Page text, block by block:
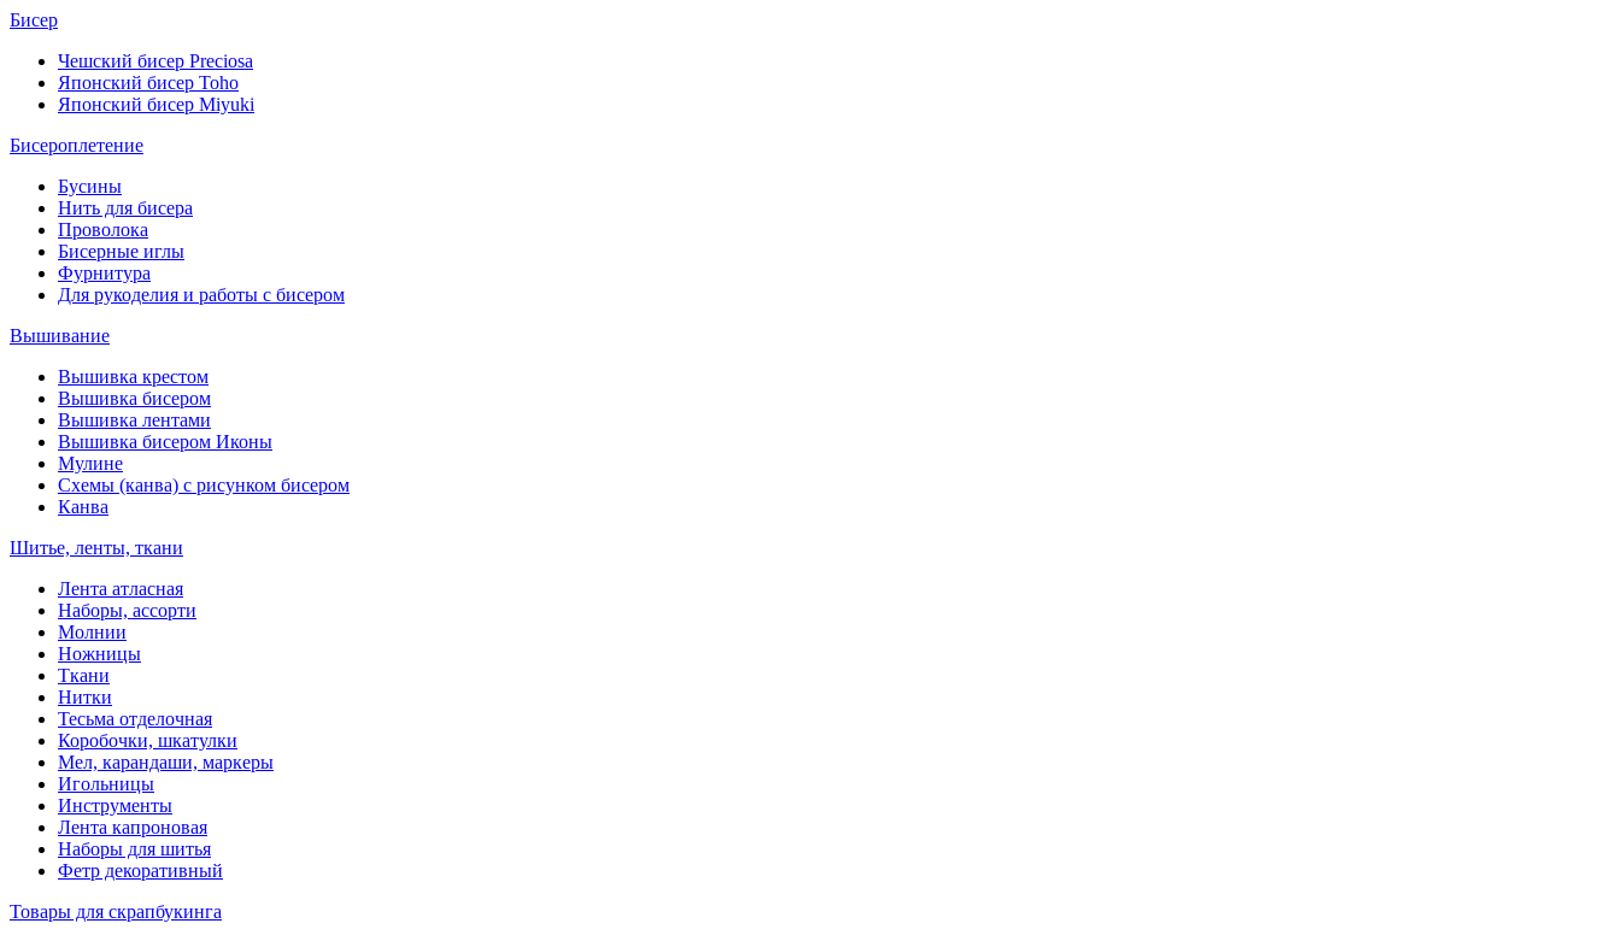
Бисер
Чешский бисер Preciosa
Японский бисер Toho
Японский бисер Miyuki
Бисероплетение
Бусины
Нить для бисера
Проволока
Бисерные иглы
Фурнитура
Для рукоделия и работы с бисером
Вышивание
Вышивка крестом
Вышивка бисером
Вышивка лентами
Вышивка бисером Иконы
Мулине
Схемы (канва) с рисунком бисером
Канва
Шитье, ленты, ткани
Лента атласная
Наборы, ассорти
Молнии
Ножницы
Ткани
Нитки
Тесьма отделочная
Коробочки, шкатулки
Мел, карандаши, маркеры
Игольницы
Инструменты
Лента капроновая
Наборы для шитья
Фетр декоративный
Товары для скрапбукинга